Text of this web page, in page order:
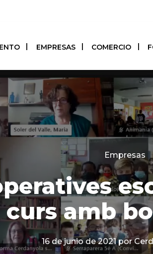
EMPRESAS COMERCIO
Empresas
curs amb
16 de junio de 2021 por